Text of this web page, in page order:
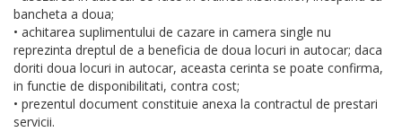
bancheta a doua;
• achitarea suplimentului de cazare in camera single nu
reprezinta dreptul de a beneficia de doua locuri in autocar; daca
doriti doua locuri in autocar, aceasta cerinta se poate confirma,
in functie de disponibilitati, contra cost;
• prezentul document constituie anexa la contractul de prestari
servicii.